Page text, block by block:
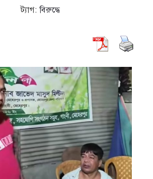
ট্যাগ:বিরুদ্ধে